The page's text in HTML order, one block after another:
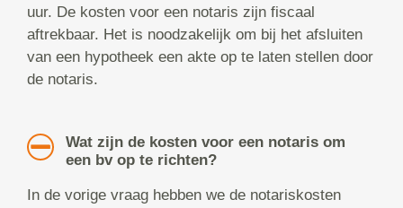
uur. De kosten voor een notaris zijn fiscaal
aftrekbaar. Het is noodzakelijk om bij het afsluiten
van een hypotheek een akte op te laten stellen door
de notaris.
Wat zijn de kosten voor een notaris om
een bv op te richten?
In de vorige vraag hebben we de notariskosten